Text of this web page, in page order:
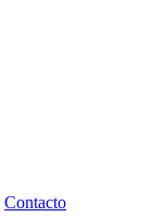
Contacto